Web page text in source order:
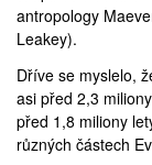
antropology
Leakey).
Dříve se myslelo,
asi před 2,3
před 1,8 miliony
různých částech